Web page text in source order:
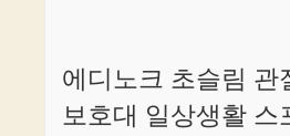
에디노크 초슬림 관
보호대 일상생활 스